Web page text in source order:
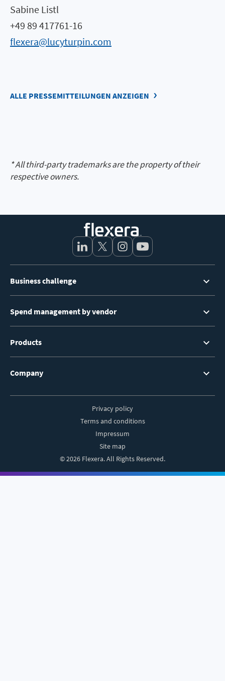
Sabine Listl
+49 89 417761-16
flexera@lucyturpin.com
ALLE PRESSEMITTEILUNGEN ANZEIGEN
* All third-party trademarks are the property of their
respective owners.
Menu
Business challenge
Spend management by vendor
Products
Company
© 2026 Flexera. All Rights Reserved.
Privacy policy
Terms and conditions
Impressum
Site map